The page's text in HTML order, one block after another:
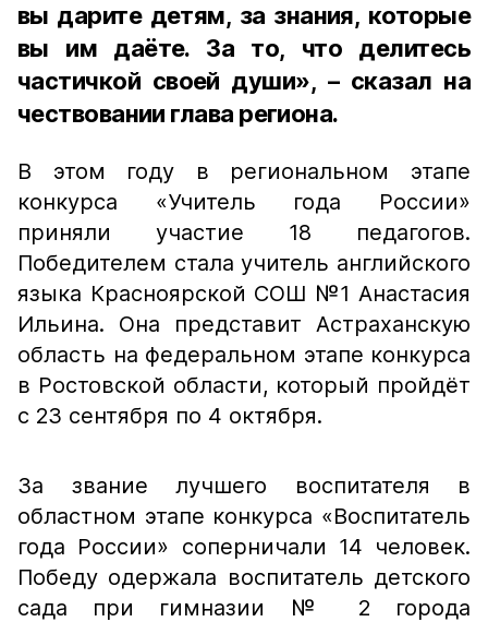
вы дарите детям, за знания, которые
вы им даёте. За то, что делитесь
частичкой своей души», – сказал на
чествовании глава региона.
В этом году в региональном этапе
конкурса «Учитель года России»
приняли участие 18 педагогов.
Победителем стала учитель английского
языка Красноярской СОШ №1 Анастасия
Ильина. Она представит Астраханскую
область на федеральном этапе конкурса
в Ростовской области, который пройдёт
с 23 сентября по 4 октября.
За звание лучшего воспитателя в
областном этапе конкурса «Воспитатель
года России» соперничали 14 человек.
Победу одержала воспитатель детского
сада при гимназии № 2 города